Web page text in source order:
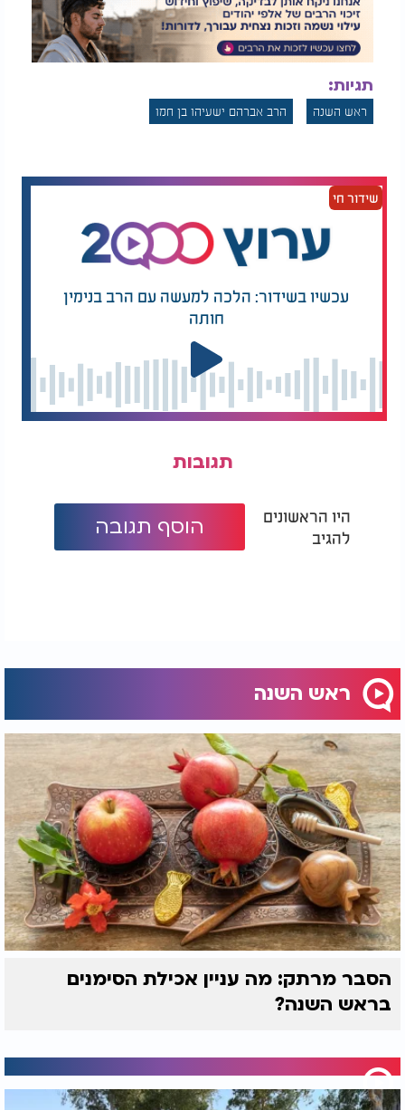
תגיות:
ראש השנה הרב אברהם ישעיהו בן חמו
שידור חי
עכשיו בשידור: הלכה למעשה עם הרב בנימין
חותה
תגובות
היו הראשונים
להגיב
הוסף תגובה
ראש השנה
הסבר מרתק: מה עניין אכילת הסימנים
בראש השנה?